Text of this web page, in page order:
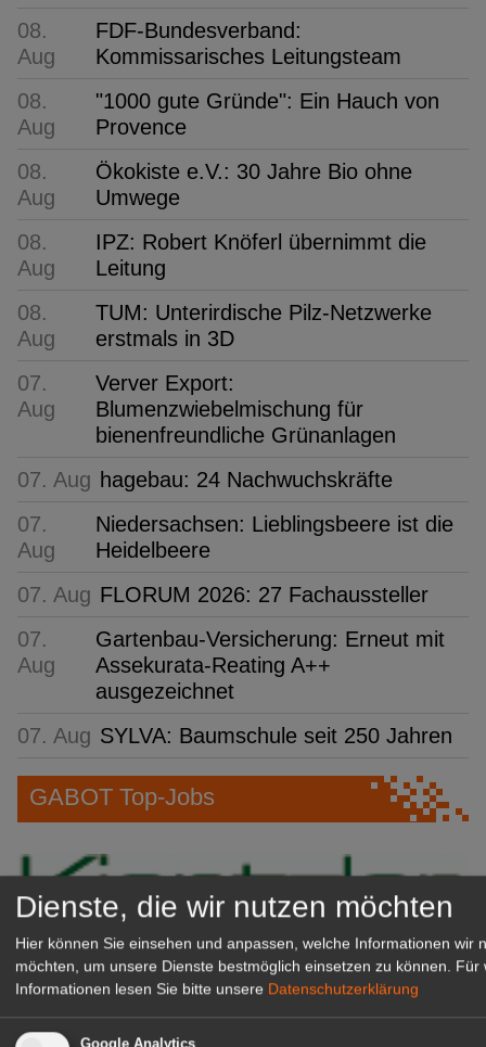
08.
Aug
FDF-Bundesverband:
Kommissarisches Leitungsteam
08.
Aug
"1000 gute Gründe": Ein Hauch von
Provence
08.
Aug
Ökokiste e.V.: 30 Jahre Bio ohne
Umwege
08.
Aug
IPZ: Robert Knöferl übernimmt die
Leitung
08.
Aug
TUM: Unterirdische Pilz-Netzwerke
erstmals in 3D
07.
Aug
Verver Export:
Blumenzwiebelmischung für
bienenfreundliche Grünanlagen
07. Aug hagebau: 24 Nachwuchskräfte
07.
Aug
Niedersachsen: Lieblingsbeere ist die
Heidelbeere
07. Aug FLORUM 2026: 27 Fachaussteller
07.
Aug
Gartenbau-Versicherung: Erneut mit
Assekurata-Reating A++
ausgezeichnet
07. Aug SYLVA: Baumschule seit 250 Jahren
GABOT Top-Jobs
Dienste, die wir nutzen möchten
Hier können Sie einsehen und anpassen, welche Informationen wir
möchten, um unsere Dienste bestmöglich einsetzen zu können. Für
Informationen lesen Sie bitte unsere Datenschutzerklärung